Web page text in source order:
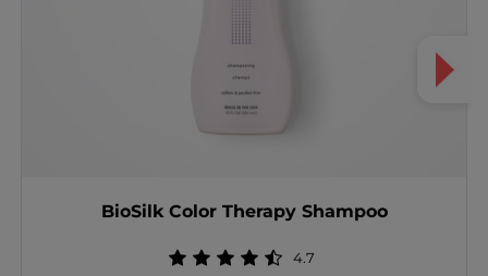
BioSilk Color Therapy Shampoo
4.7